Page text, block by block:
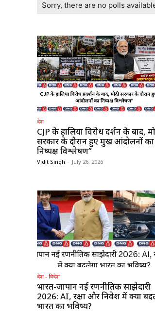
Sorry, there are no polls
देश
CJP के हालिया विरोध प्रदर्शन के बाद,
सरकार के दौरान हुए प्रमुख आंदोलनों का
निष्पक्ष विश्लेषण”
Vidit Singh - July 26, 2026
देश - विदेश
भारत-जापान नई रणनीतिक साझेदारी
2026: AI, रक्षा और निवेश में क्या
भारत का भविष्य?